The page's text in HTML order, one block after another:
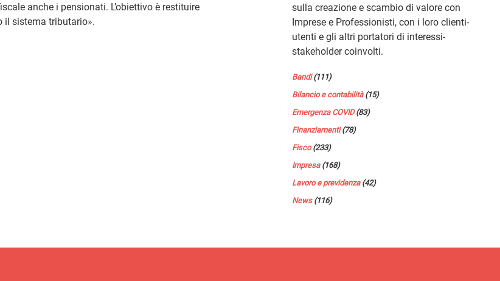
anche i pensionati. L’obiettivo è restituire
il sistema tributario».
sulla creazione e scambio di valore con
Imprese e Professionisti, con i loro clienti-
utenti e gli altri portatori di interessi-
stakeholder coinvolti.
Bandi(111)
Bilancio e contabilità(15)
Emergenza COVID(83)
Finanziamenti(78)
Fisco(233)
Impresa(168)
Lavoro e previdenza(42)
News(116)